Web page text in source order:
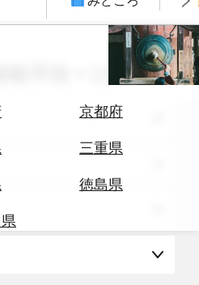
京都府
三重県
徳島県
動手段 × 2月